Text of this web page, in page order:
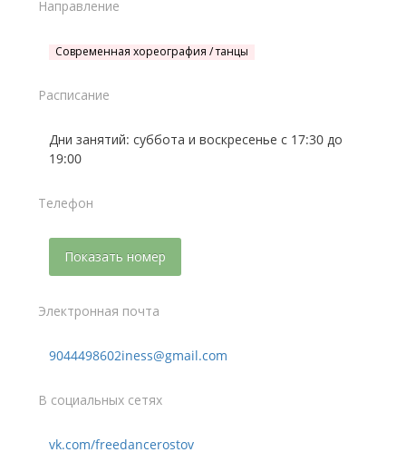
Направление
Современная хореография / танцы
Расписание
Дни занятий: суббота и воскресенье с 17:30 до
19:00
Телефон
Показать номер
Электронная почта
9044498602iness@gmail.com
В социальных сетях
vk.com/freedancerostov